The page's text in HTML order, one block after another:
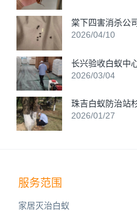
棠下四害消杀公
2026/04/10
长兴验收白蚁中
2026/03/04
珠吉白蚁防治站
2026/01/27
服务范围
家居灭治白蚁